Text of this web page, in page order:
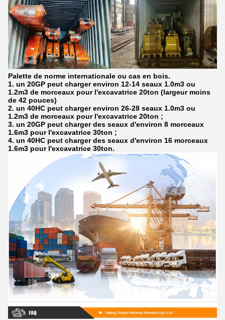
Palette de norme internationale ou cas en bois.
1. un 20GP peut charger environ 12-14 seaux 1.0m3 ou
1.2m3 de morceaux pour l'excavatrice 20ton (largeur moins
de 42 pouces)
2. un 40HC peut charger environ 26-28 seaux 1.0m3 ou
1.2m3 de morceaux pour l'excavatrice 20ton ;
3. un 20GP peut charger des seaux d'environ 8 morceaux
1.6m3 pour l'excavatrice 30ton ;
4. un 40HC peut charger des seaux d'environ 16 morceaux
1.6m3 pour l'excavatrice 30ton.